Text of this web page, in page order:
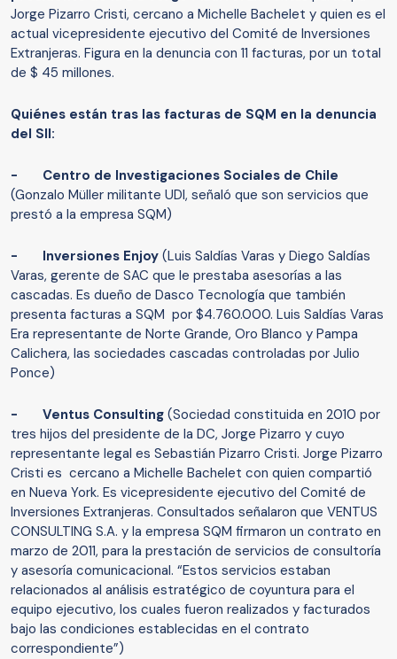
Jorge Pizarro Cristi, cercano a Michelle Bachelet y quien es el
actual vicepresidente ejecutivo del Comité de Inversiones
Extranjeras. Figura en la denuncia con 11 facturas, por un total
de $ 45 millones.
Quiénes están tras las facturas de SQM en la denuncia
del SII:
- Centro de Investigaciones Sociales de Chile
(Gonzalo Müller militante UDI, señaló que son servicios que
prestó a la empresa SQM)
- Inversiones Enjoy (Luis Saldías Varas y Diego Saldías
Varas, gerente de SAC que le prestaba asesorías a las
cascadas. Es dueño de Dasco Tecnología que también
presenta facturas a SQM por $4.760.000. Luis Saldías Varas
Era representante de Norte Grande, Oro Blanco y Pampa
Calichera, las sociedades cascadas controladas por Julio
Ponce)
- Ventus Consulting (Sociedad constituida en 2010 por
tres hijos del presidente de la DC, Jorge Pizarro y cuyo
representante legal es Sebastián Pizarro Cristi. Jorge Pizarro
Cristi es cercano a Michelle Bachelet con quien compartió
en Nueva York. Es vicepresidente ejecutivo del Comité de
Inversiones Extranjeras. Consultados señalaron que VENTUS
CONSULTING S.A. y la empresa SQM firmaron un contrato en
marzo de 2011, para la prestación de servicios de consultoría
y asesoría comunicacional. “Estos servicios estaban
relacionados al análisis estratégico de coyuntura para el
equipo ejecutivo, los cuales fueron realizados y facturados
bajo las condiciones establecidas en el contrato
correspondiente”)